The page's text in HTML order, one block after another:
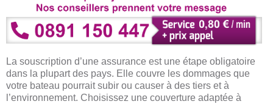
La souscription d’une assurance est une étape obligatoire
dans la plupart des pays. Elle couvre les dommages que
votre bateau pourrait subir ou causer à des tiers et à
l’environnement. Choisissez une couverture adaptée à